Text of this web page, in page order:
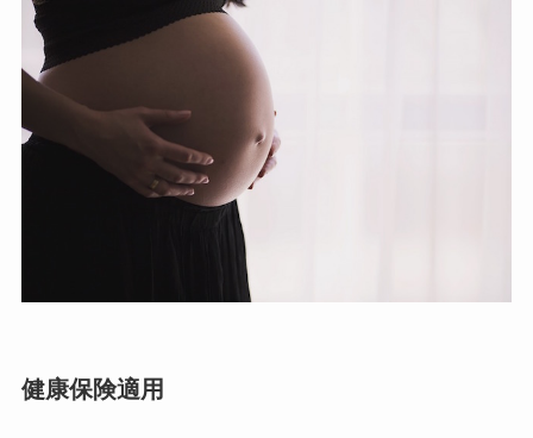
健康保険適用